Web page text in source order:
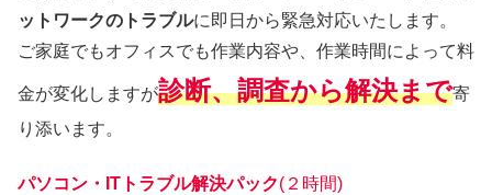
ットワークのトラブルに即日から緊急対応いたします。
ご家庭でもオフィスでも作業内容や、作業時間によって料
金が変化しますが診断、調査から解決まで寄
り添います。
パソコン・ITトラブル解決パック(２時間)